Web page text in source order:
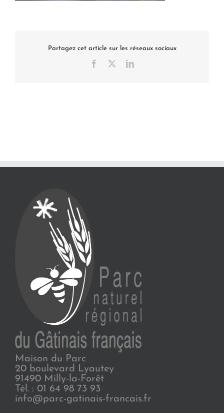
Partagez cet article sur les réseaux sociaux
Facebook LinkedIn
Maison du Parc
20 boulevard Lyautey
91490 Milly-la-Forêt
Tél. : 01 64 98 73 93
info@parc-gatinais-francais.fr